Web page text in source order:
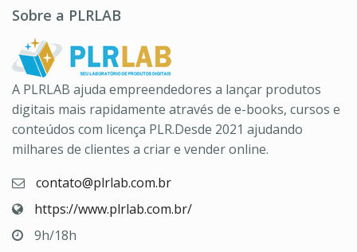
Sobre a PLRLAB
A PLRLAB ajuda empreendedores a lançar produtos
digitais mais rapidamente através de e-books, cursos e
conteúdos com licença PLR.Desde 2021 ajudando
milhares de clientes a criar e vender online.
contato@plrlab.com.br
https://www.plrlab.com.br/
9h/18h